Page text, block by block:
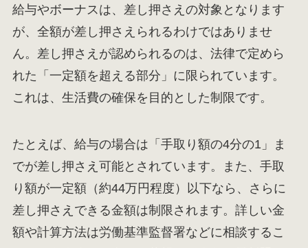
給与やボーナスは、差し押さえの対象となります
が、全額が差し押さえられるわけではありませ
ん。差し押さえが認められるのは、法律で定めら
れた「一定額を超える部分」に限られています。
これは、生活費の確保を目的とした制限です。
たとえば、給与の場合は「手取り額の4分の1」ま
でが差し押さえ可能とされています。また、手取
り額が一定額（約44万円程度）以下なら、さらに
差し押さえできる金額は制限されます。詳しい金
額や計算方法は労働基準監督署などに相談するこ